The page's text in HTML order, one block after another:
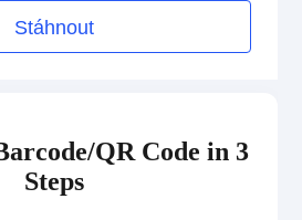
Stáhnout
QR Code in 3
Steps